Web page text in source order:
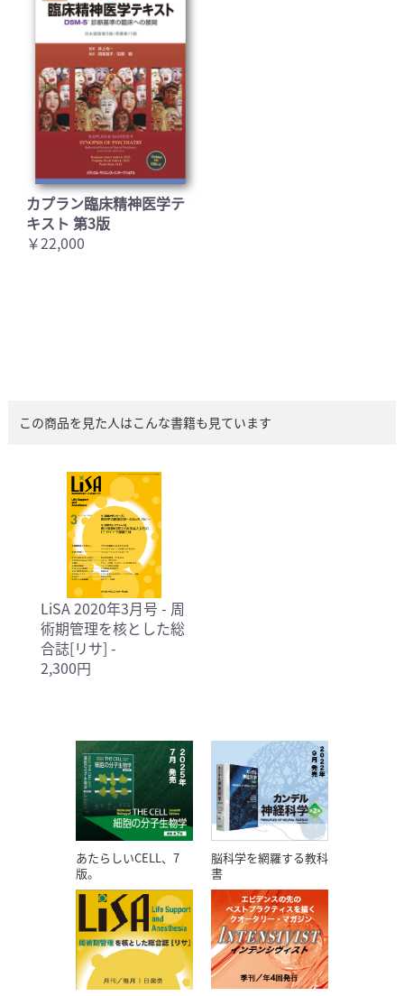
カプラン臨床精神医学テ
キスト 第3版
￥22,000
この商品を見た人はこんな書籍も見ています
LiSA 2020年3月号 - 周
術期管理を核とした総
合誌[リサ] -
2,300円
あたらしいCELL、7
版。
脳科学を網羅する教科
書